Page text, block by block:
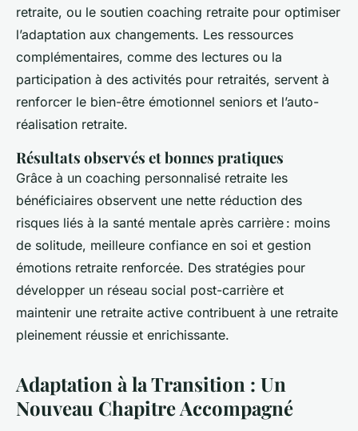
retraite, ou le soutien coaching retraite pour optimiser
l’adaptation aux changements. Les ressources
complémentaires, comme des lectures ou la
participation à des activités pour retraités, servent à
renforcer le bien-être émotionnel seniors et l’auto-
réalisation retraite.
Résultats observés et bonnes pratiques
Grâce à un coaching personnalisé retraite les
bénéficiaires observent une nette réduction des
risques liés à la santé mentale après carrière : moins
de solitude, meilleure confiance en soi et gestion
émotions retraite renforcée. Des stratégies pour
développer un réseau social post-carrière et
maintenir une retraite active contribuent à une retraite
pleinement réussie et enrichissante.
Adaptation à la Transition : Un
Nouveau Chapitre Accompagné